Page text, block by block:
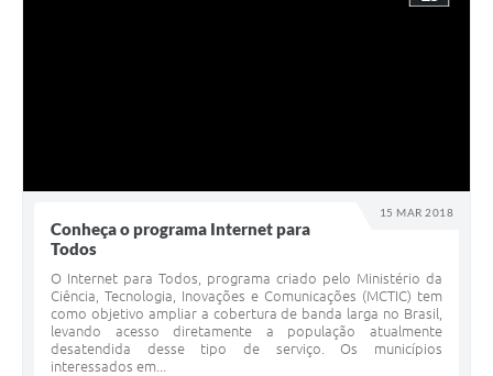
15 MAR 2018
Conheça o programa Internet para
Todos
O Internet para Todos, programa criado pelo Ministério da
Ciência, Tecnologia, Inovações e Comunicações (MCTIC) tem
como objetivo ampliar a cobertura de banda larga no Brasil,
levando acesso diretamente a população atualmente
desatendida desse tipo de serviço. Os municípios
interessados em...